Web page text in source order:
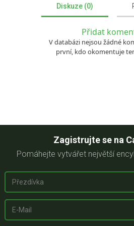
Diskuze (0)
Přidat
V databázi nejsou žádné
první, kdo okomentuje
Zagistrujte se na
Pomáhejte vytvářet největší